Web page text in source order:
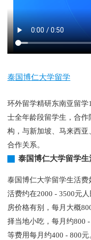
泰国博仁大学留学
环外留学精研东南亚留
士全年龄段留学生，合
构，与新加坡、马来西
合作关系。
泰国博仁大学留学生
泰国博仁大学留学生活
活费约在2000 - 3500元
房价格有别，每月大概
择当地小吃，每月约800
等费用每月约400 - 800元